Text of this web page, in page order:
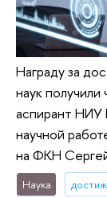
Награду за
наук получили
аспирант НИУ
научной
на ФКН
Наука